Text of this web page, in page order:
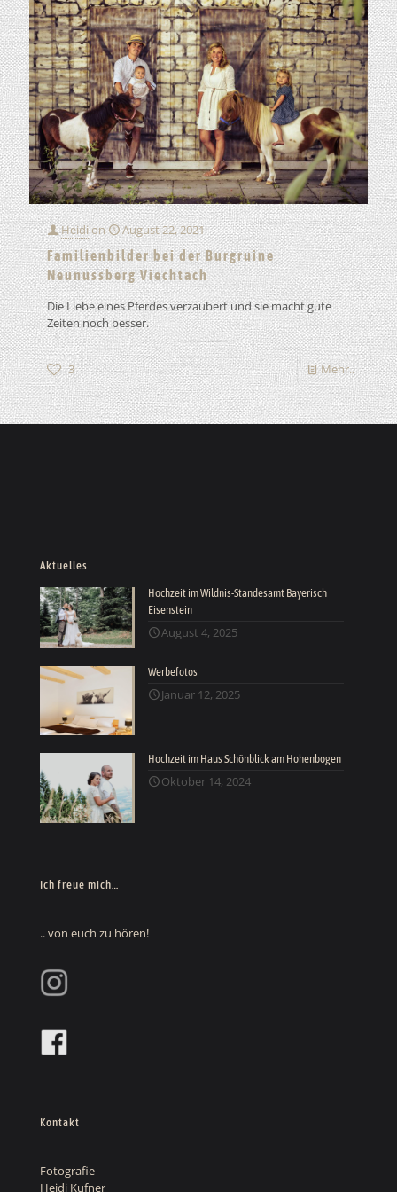
Heidion
August 22, 2021
Familienbilder bei der Burgruine
Neunussberg Viechtach
Die Liebe eines Pferdes verzaubert und sie macht gute
Zeiten noch besser.
3 Mehr..
Aktuelles
Hochzeit im Wildnis-Standesamt Bayerisch
Eisenstein
August 4, 2025
Werbefotos
Januar 12, 2025
Hochzeit im Haus Schönblick am Hohenbogen
Oktober 14, 2024
Ich freue mich…
.. von euch zu hören!
Kontakt
Fotografie
Heidi Kufner